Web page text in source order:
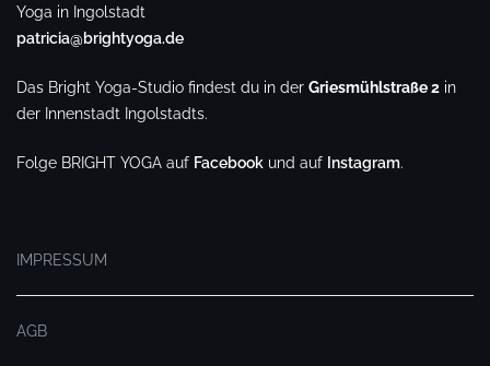
Yoga in Ingolstadt
patricia@brightyoga.de
Das Bright Yoga-Studio findest du in der Griesmühlstraße 2 in
der Innenstadt Ingolstadts.
Folge BRIGHT YOGA auf Facebook und auf Instagram.
IMPRESSUM
AGB